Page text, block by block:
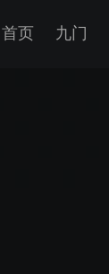
首页 九门